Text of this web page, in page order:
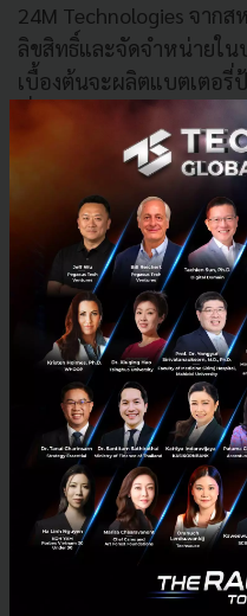
24M Technologies จาก
ลิขสิทธิ์และจัดจำหน่ายใน
เบื้องต้นจะผลิตแบตเตอ
ที่จะขยายกำลังการผลิตต
ระดับการเชื่อมโยงการซื้
ถึงการเข้าไปทำตลาดในก
ทิศทางของการพัฒนาด้า
อาเซียน มีการขยายตัวอย่
ทางเศรษฐกิจของภูมิภาค
กัมพูชา เวียดนาม อินโด
ชวลิต กล่าว
ข้อมูลเกี่ยวกับ GPSC
GPSC ถือหุ้นโดย บมจ.ป
บมจ.พีทีที โกลบอล เคมิค
ออยล์ (TOP) 8.9% บจ. ไ
และนักลงทุนทั่วไป